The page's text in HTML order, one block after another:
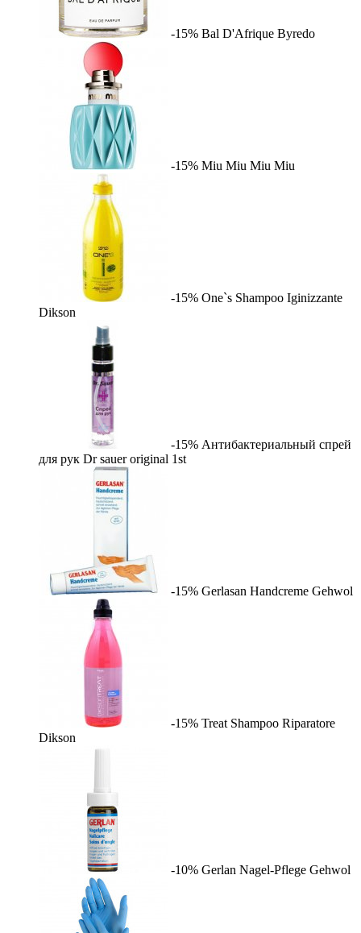
-15% Bal D'Afrique Byredo
-15% Miu Miu Miu Miu
-15% One`s Shampoo Iginizzante
Dikson
-15% Антибактериальный спрей
для рук Dr sauer original 1st
-15% Gerlasan Handcreme Gehwol
-15% Treat Shampoo Riparatore
Dikson
-10% Gerlan Nagel-Pflege Gehwol